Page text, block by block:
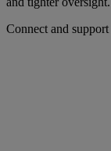
Connect and